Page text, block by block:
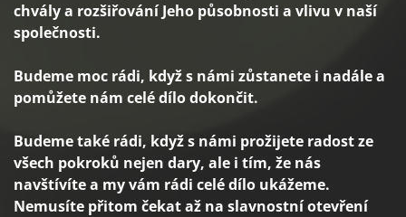
chvály a rozšiřování Jeho působnosti a vlivu v naší
společnosti.
Budeme moc rádi, když s námi zůstanete i nadále a
pomůžete nám celé dílo dokončit.
Budeme také rádi, když s námi prožijete radost ze
všech pokroků nejen dary, ale i tím, že nás
navštívíte a my vám rádi celé dílo ukážeme.
Nemusíte přitom čekat až na slavnostní otevření